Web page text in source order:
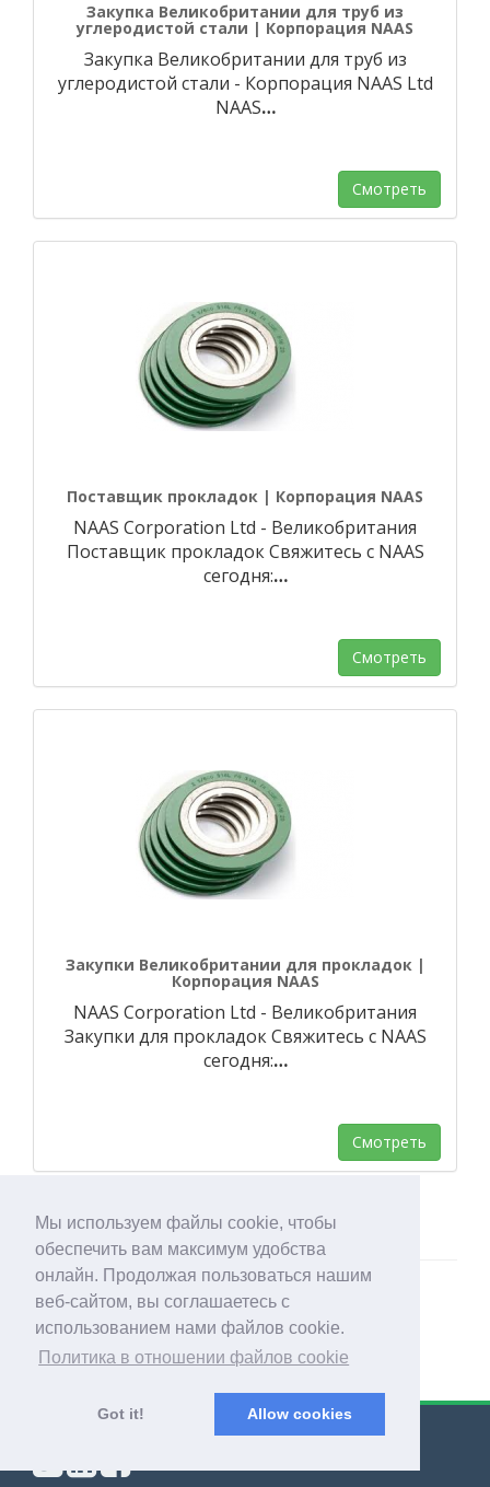
Мы используем файлы cookie, чтобы
обеспечить вам максимум удобства
онлайн. Продолжая пользоваться нашим
веб-сайтом, вы соглашаетесь с
использованием нами файлов cookie.
Политика в отношении файлов cookie
Got it! Allow cookies
Закупка Великобритании для труб из
углеродистой стали | Корпорация NAAS
Закупка Великобритании для труб из
углеродистой стали - Корпорация NAAS Ltd
NAAS…
Смотреть
Поставщик прокладок | Корпорация NAAS
NAAS Corporation Ltd - Великобритания
Поставщик прокладок Свяжитесь с NAAS
сегодня:…
Смотреть
Закупки Великобритании для прокладок |
Корпорация NAAS
NAAS Corporation Ltd - Великобритания
Закупки для прокладок Свяжитесь с NAAS
сегодня:…
Смотреть
© Export Worldwide 2026